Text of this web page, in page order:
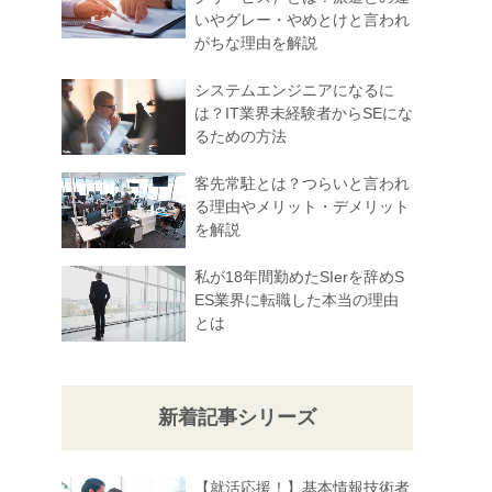
いやグレー・やめとけと言われ
がちな理由を解説
システムエンジニアになるに
は？IT業界未経験者からSEにな
るための方法
客先常駐とは？つらいと言われ
る理由やメリット・デメリット
を解説
私が18年間勤めたSIerを辞めS
ES業界に転職した本当の理由
とは
新着記事シリーズ
【就活応援！】基本情報技術者